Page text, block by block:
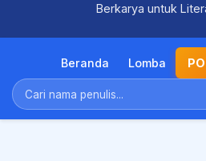
Berkarya untuk
Beranda Lomba